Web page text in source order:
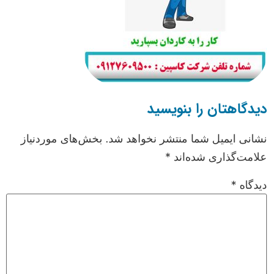
دیدگاهتان را بنویسید
نشانی ایمیل شما منتشر نخواهد شد. بخش‌های موردنیاز
علامت‌گذاری شده‌اند *
دیدگاه *